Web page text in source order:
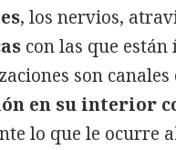
, los nervios,
con las que
son
en su interior
lo que le ocurre a